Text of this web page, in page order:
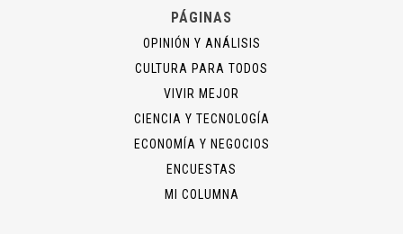
PÁGINAS
OPINIÓN Y ANÁLISIS
CULTURA PARA TODOS
VIVIR MEJOR
CIENCIA Y TECNOLOGÍA
ECONOMÍA Y NEGOCIOS
ENCUESTAS
MI COLUMNA